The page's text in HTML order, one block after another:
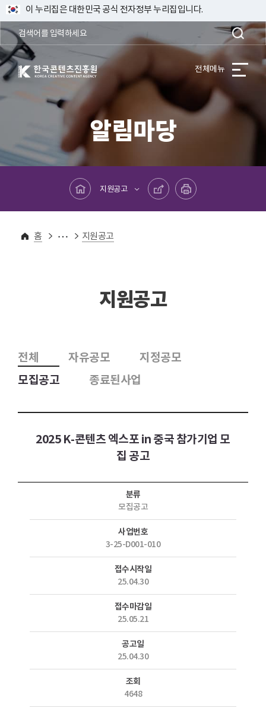
이 누리집은 대한민국 공식 전자정부 누리집입니다.
한국콘텐츠진흥원 KOREA CREATIVE CONTENT AGENCY 전체메뉴
알림마당
메인페이지로 바로가기
지원공고
공유하기 프린트하기
홈
알림마당 지원공고
지원공고
전체 자유공모
지정공모
모집공고
종료된사업
2025 K-콘텐츠 엑스포 in 중국 참가기업 모
집 공고
분류
모집공고
사업번호
3-25-D001-010
접수시작일
25.04.30
접수마감일
25.05.21
공고일
25.04.30
조회
4648